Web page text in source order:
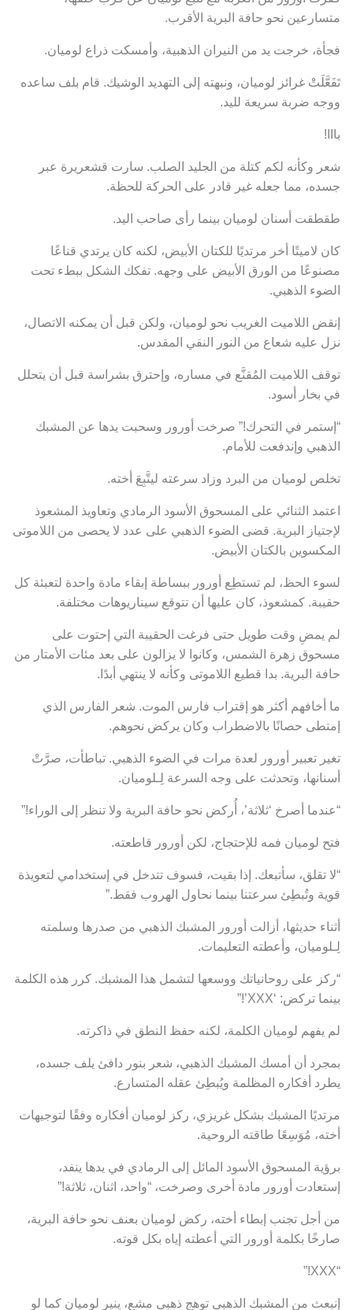
متسارعين نحو حافة البرية الأقرب.
فجأة، خرجت يد من النيران الذهبية، وأمسكت ذراع لوميان.
تَفَعَّلَتْ غرائز لوميان، ونبهته إلى التهديد الوشيك. قام بلف ساعده
ووجه ضربة سريعة لليد.
بااا!
شعر وكأنه لكم كتلة من الجليد الصلب. سارت قشعريرة عبر
جسده، مما جعله غير قادر على الحركة للحظة.
طقطقت أسنان لوميان بينما رأى صاحب اليد.
كان لاميتًا أخر مرتديًا للكتان الأبيض، لكنه كان يرتدي قناعًا
مصنوعًا من الورق الأبيض على وجهه. تفكك الشكل ببطء تحت
الضوء الذهبي.
إنقض اللاميت الغريب نحو لوميان، ولكن قبل أن يمكنه الاتصال،
نزل عليه شعاع من النور النقي المقدس.
توقف اللاميت المُقنَّع في مساره، وإحترق بشراسة قبل أن يتحلل
في بخار أسود.
“إستمر في التحرك!” صرخت أورور وسحبت يدها عن المشبك
الذهبي وإندفعت للأمام.
تخلص لوميان من البرد وزاد سرعته ليتَّبِعَ أخته.
اعتمد الثنائي على المسحوق الأسود الرمادي وتعاويذ المشعوذ
لإجتياز البرية. قضى الضوء الذهبي على عدد لا يحصى من اللاموتى
المكسوين بالكتان الأبيض.
لسوء الحظ، لم تستطِع أورور ببساطة إبقاء مادة واحدة لتعبئة كل
حقيبة. كمشعوذ، كان عليها أن تتوقع سيناريوهات مختلفة.
لم يمضِ وقت طويل حتى فرغت الحقيبة التي إحتوت على
مسحوق زهرة الشمس، وكانوا لا يزالون على بعد مئات الأمتار من
حافة البرية. بدا قطيع اللاموتى وكأنه لا ينتهي أبدًا.
ما أخافهم أكثر هو إقتراب فارس الموت. شعر الفارس الذي
إمتطى حصانًا بالاضطراب وكان يركض نحوهم.
تغير تعبير أورور لعدة مرات في الضوء الذهبي. تباطأت، صرَّتْ
أسنانها، وتحدثت على وجه السرعة لِـلوميان.
“عندما أصرخ ‘ثلاثة’، أُركض نحو حافة البرية ولا تنظر إلى الوراء!”
فتح لوميان فمه للإحتجاج، لكن أورور قاطعته.
“لا تقلق، سأتبعك. إذا بقيت، فسوف تتدخل في إستخدامي لتعويذة
قوية وتُبطِئ سرعتنا بينما نحاول الهروب فقط.”
أثناء حديثها، أزالت أورور المشبك الذهبي من صدرها وسلمته
لِـلوميان، وأعطته التعليمات.
“ركز على روحانياتك ووسعها لتشمل هذا المشبك. كرر هذه الكلمة
بينما تركض: ‘XXX’!”
لم يفهم لوميان الكلمة، لكنه حفظ النطق في ذاكرته.
بمجرد أن أمسك المشبك الذهبي، شعر بنور دافئ يلف جسده،
يطرد أفكاره المظلمة ويُبطِئ عقله المتسارع.
مرتديًا المشبك بشكل غريزي، ركز لوميان أفكاره وفقًا لتوجيهات
أخته، مُوَسِعًا طاقته الروحية.
برؤية المسحوق الأسود المائل إلى الرمادي في يدها ينفد،
إستعادت أورور مادة أخرى وصرخت، “واحد، اثنان، ثلاثة!”
من أجل تجنب إبطاء أخته، ركض لوميان بعنف نحو حافة البرية،
صارخًا بكلمة أورور التي أعطته إياه بكل قوته.
“XXX!”
إنبعث من المشبك الذهبي توهج ذهبي مشع، ينير لوميان كما لو